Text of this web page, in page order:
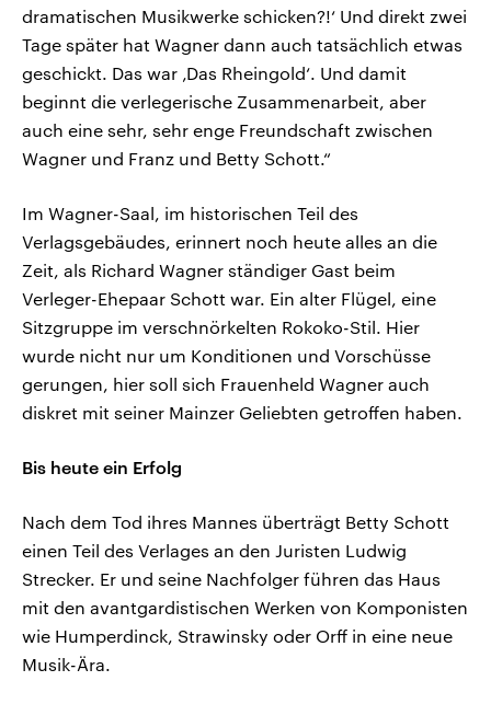
dramatischen Musikwerke schicken?!‘ Und direkt zwei
Tage später hat Wagner dann auch tatsächlich etwas
geschickt. Das war ‚Das Rheingold‘. Und damit
beginnt die verlegerische Zusammenarbeit, aber
auch eine sehr, sehr enge Freundschaft zwischen
Wagner und Franz und Betty Schott.“
Im Wagner-Saal, im historischen Teil des
Verlagsgebäudes, erinnert noch heute alles an die
Zeit, als Richard Wagner ständiger Gast beim
Verleger-Ehepaar Schott war. Ein alter Flügel, eine
Sitzgruppe im verschnörkelten Rokoko-Stil. Hier
wurde nicht nur um Konditionen und Vorschüsse
gerungen, hier soll sich Frauenheld Wagner auch
diskret mit seiner Mainzer Geliebten getroffen haben.
Bis heute ein Erfolg
Nach dem Tod ihres Mannes überträgt Betty Schott
einen Teil des Verlages an den Juristen Ludwig
Strecker. Er und seine Nachfolger führen das Haus
mit den avantgardistischen Werken von Komponisten
wie Humperdinck, Strawinsky oder Orff in eine neue
Musik-Ära.